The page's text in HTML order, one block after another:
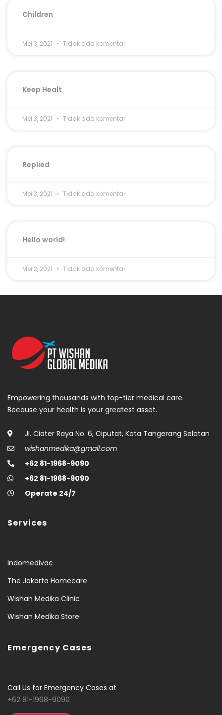
Children
Mei 3, 2021 Tidak ada komentar
Keep Healt
Mei 3, 2021 Tidak ada komentar
Replied
Mei 3, 2021 Tidak ada komentar
Hello world!
Mei 2, 2021 Tidak ada komentar
Empowering thousands with top-tier medical care.
Because your health is your greatest asset.
Jl. Ciater Raya No. 6, Ciputat, Kota Tangerang Selatan
wishanmedika@gmail.com
+62 81-1968-9090
+62 81-1968-9090
Operate 24/7
Services
Indomedivac
The Jakarta Homecare
Wishan Medika Clinic
Wishan Medika Store
Emergency Cases
Call Us for Emergency Cases at
+62 81-1968-9090